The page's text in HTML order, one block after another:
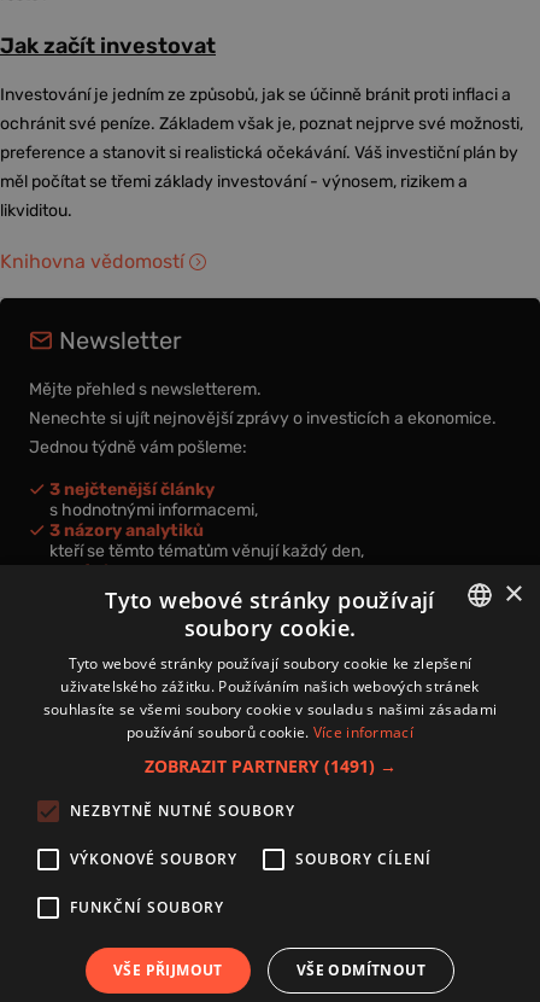
Jak začít investovat
Investování je jedním ze způsobů, jak se účinně bránit proti inflaci a
ochránit své peníze. Základem však je, poznat nejprve své možnosti,
preference a stanovit si realistická očekávání. Váš investiční plán by
měl počítat se třemi základy investování - výnosem, rizikem a
likviditou.
Knihovna vědomostí
Newsletter
Mějte přehled s newsletterem.
Nenechte si ujít nejnovější zprávy o investicích a ekonomice.
Jednou týdně vám pošleme:
3 nejčtenější články
s hodnotnými informacemi,
3 názory analytiků
kteří se těmto tématům věnují každý den,
nová videa a podcasty
k prohloubení vašich znalostí.
Přihlášením k newsletteru vyjadřujete svůj souhlas spodmínkami
zpracování osobních údajů.
Zásady používání souborů cookies
Autoři
Nastavení cookies
CZECH
×
Tyto webové stránky používají
soubory cookie.
Tyto webové stránky používají soubory cookie ke zlepšení
uživatelského zážitku. Používáním našich webových stránek
souhlasíte se všemi soubory cookie v souladu s našimi zásadami
používání souborů cookie. Více informací
ZOBRAZIT PARTNERY (1491) →
NEZBYTNĚ NUTNÉ SOUBORY
VÝKONOVÉ SOUBORY SOUBORY CÍLENÍ
FUNKČNÍ SOUBORY
VŠE PŘIJMOUT VŠE ODMÍTNOUT